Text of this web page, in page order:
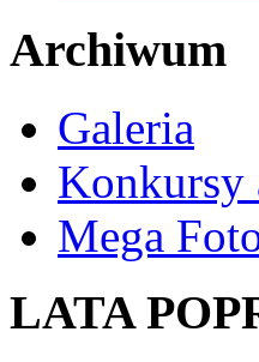
Archiwum
Galeria
Konkursy
Mega
LATA